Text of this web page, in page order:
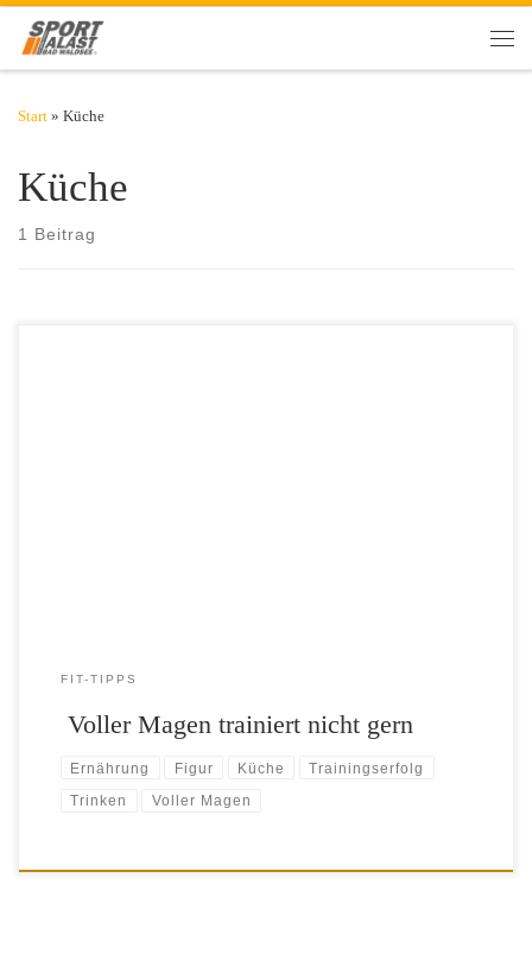
Zum Inhalt springen
Start » Küche
Küche
1 Beitrag
FIT-TIPPS
​ Voller Magen trainiert nicht gern
Ernährung Figur Küche Trainingserfolg
Trinken Voller Magen